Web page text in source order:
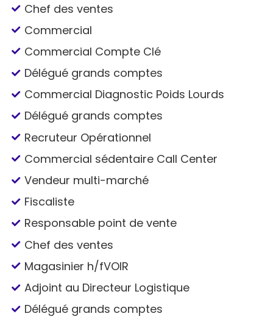
Chef des ventes
Commercial
Commercial Compte Clé
Délégué grands comptes
Commercial Diagnostic Poids Lourds
Délégué grands comptes
Recruteur Opérationnel
Commercial sédentaire Call Center
Vendeur multi-marché
Fiscaliste
Responsable point de vente
Chef des ventes
Magasinier h/fVOIR
Adjoint au Directeur Logistique
Délégué grands comptes